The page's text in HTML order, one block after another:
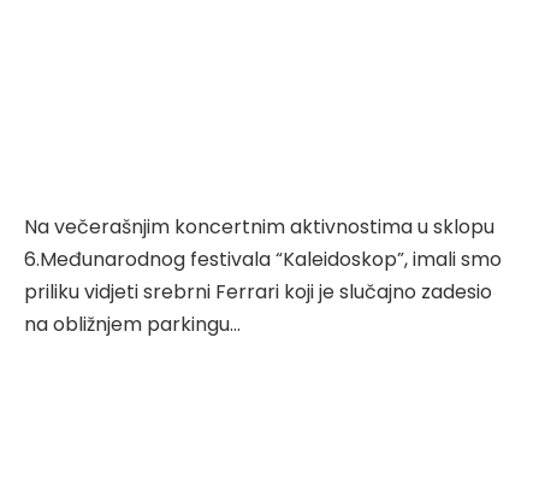
Na večerašnjim koncertnim aktivnostima u sklopu
6.Međunarodnog festivala “Kaleidoskop”, imali smo
priliku vidjeti srebrni Ferrari koji je slučajno zadesio
na obližnjem parkingu…